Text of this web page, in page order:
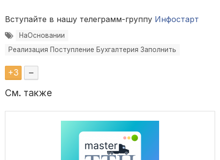
Вступайте в нашу телеграмм-группу Инфостарт
НаОсновании
Реализация Поступление Бухгалтерия Заполнить
+3 –
См. также